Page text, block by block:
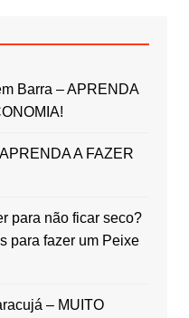
Barra – APRENDA
A FAZER
para não ficar seco?
para fazer um Peixe
– MUITO